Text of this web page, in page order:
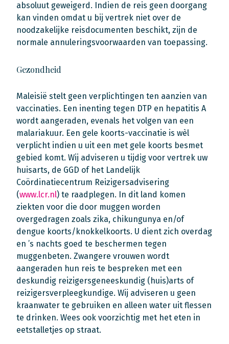
absoluut geweigerd. Indien de reis geen doorgang
kan vinden omdat u bij vertrek niet over de
noodzakelijke reisdocumenten beschikt, zijn de
normale annuleringsvoorwaarden van toepassing.
Gezondheid
Maleisië stelt geen verplichtingen ten aanzien van
vaccinaties. Een inenting tegen DTP en hepatitis A
wordt aangeraden, evenals het volgen van een
malariakuur. Een gele koorts-vaccinatie is wèl
verplicht indien u uit een met gele koorts besmet
gebied komt. Wij adviseren u tijdig voor vertrek uw
huisarts, de GGD of het Landelijk
Coördinatiecentrum Reizigersadvisering
(www.lcr.nl) te raadplegen. In dit land komen
ziekten voor die door muggen worden
overgedragen zoals zika, chikungunya en/of
dengue koorts/knokkelkoorts. U dient zich overdag
en ’s nachts goed te beschermen tegen
muggenbeten. Zwangere vrouwen wordt
aangeraden hun reis te bespreken met een
deskundig reizigersgeneeskundig (huis)arts of
reizigersverpleegkundige. Wij adviseren u geen
kraanwater te gebruiken en alleen water uit flessen
te drinken. Wees ook voorzichtig met het eten in
eetstalletjes op straat.